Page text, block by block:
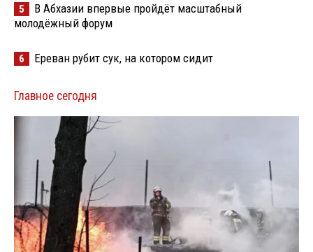
5
В Абхазии впервые пройдёт масштабный
молодёжный форум
6 Ереван рубит сук, на котором сидит
Главное сегодня